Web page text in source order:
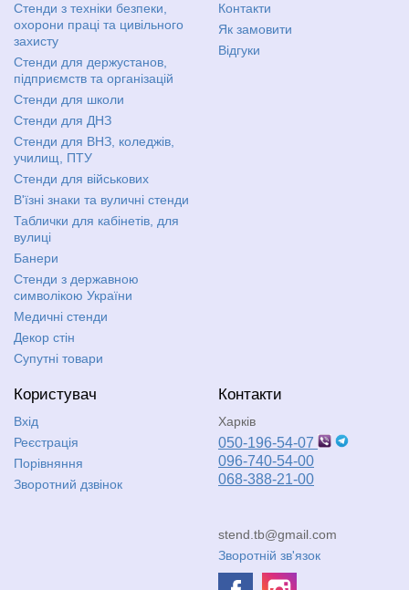
Стенди з техніки безпеки,
охорони праці та цивільного
захисту
Стенди для держустанов,
підприємств та організацій
Стенди для школи
Стенди для ДНЗ
Стенди для ВНЗ, коледжів,
училищ, ПТУ
Стенди для військових
В'їзні знаки та вуличні стенди
Таблички для кабінетів, для
вулиці
Банери
Стенди з державною
символікою України
Медичні стенди
Декор стін
Супутні товари
Контакти
Як замовити
Відгуки
Користувач
Вхід
Реєстрація
Порівняння
Зворотний дзвінок
Контакти
Харків
050-196-54-07
096-740-54-00
068-388-21-00
stend.tb@gmail.com
Зворотній зв'язок